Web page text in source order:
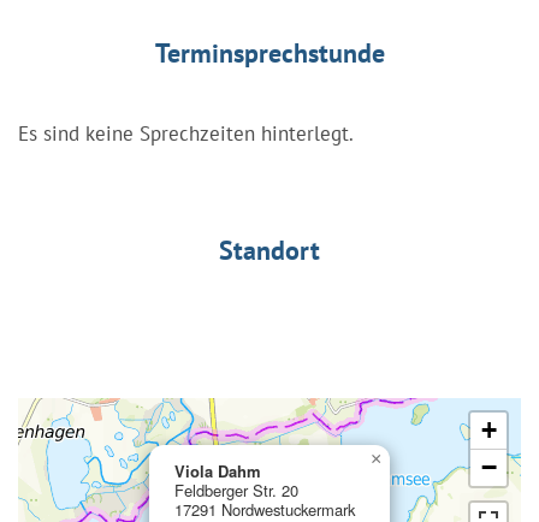
Terminsprechstunde
Es sind keine Sprechzeiten hinterlegt.
Standort
Viola Dahm
Feldberger Str. 20
17291 Nordwestuckermark
×
+
−